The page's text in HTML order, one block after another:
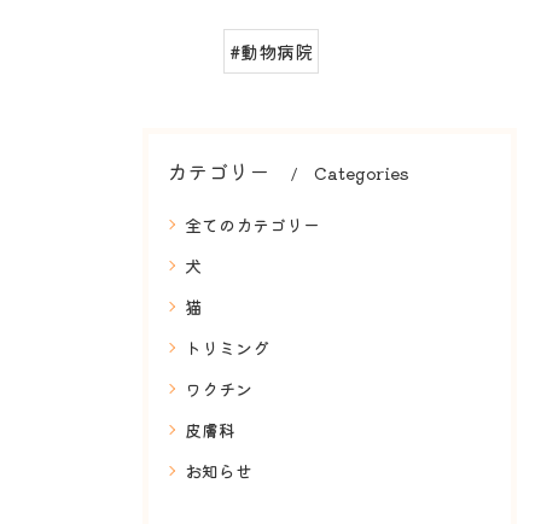
#動物病院
カテゴリー Categories
全てのカテゴリー
犬
猫
トリミング
ワクチン
皮膚科
お知らせ